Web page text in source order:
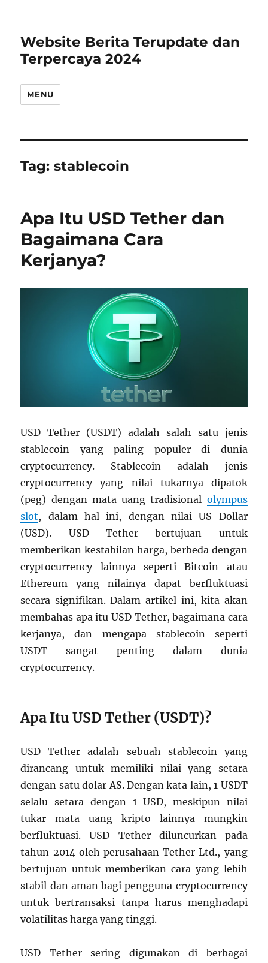
Website Berita Terupdate dan
Terpercaya 2024
MENU
Tag:stablecoin
Apa Itu USD Tether dan
Bagaimana Cara
Kerjanya?
USD Tether (USDT) adalah salah satu jenis
stablecoin yang paling populer di dunia
cryptocurrency. Stablecoin adalah jenis
cryptocurrency yang nilai tukarnya dipatok
(peg) dengan mata uang tradisional olympus
slot, dalam hal ini, dengan nilai US Dollar
(USD). USD Tether bertujuan untuk
memberikan kestabilan harga, berbeda dengan
cryptocurrency lainnya seperti Bitcoin atau
Ethereum yang nilainya dapat berfluktuasi
secara signifikan. Dalam artikel ini, kita akan
membahas apa itu USD Tether, bagaimana cara
kerjanya, dan mengapa stablecoin seperti
USDT sangat penting dalam dunia
cryptocurrency.
Apa Itu USD Tether (USDT)?
USD Tether adalah sebuah stablecoin yang
dirancang untuk memiliki nilai yang setara
dengan satu dolar AS. Dengan kata lain, 1 USDT
selalu setara dengan 1 USD, meskipun nilai
tukar mata uang kripto lainnya mungkin
berfluktuasi. USD Tether diluncurkan pada
tahun 2014 oleh perusahaan Tether Ltd., yang
bertujuan untuk memberikan cara yang lebih
stabil dan aman bagi pengguna cryptocurrency
untuk bertransaksi tanpa harus menghadapi
volatilitas harga yang tinggi.
USD Tether sering digunakan di berbagai